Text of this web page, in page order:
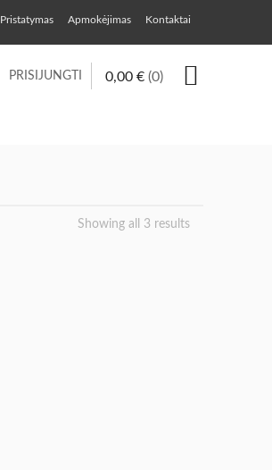
Pristatymas Apmokėjimas Kontaktai
0,00 € (0)
PRISIJUNGTI
Showing all 3 results